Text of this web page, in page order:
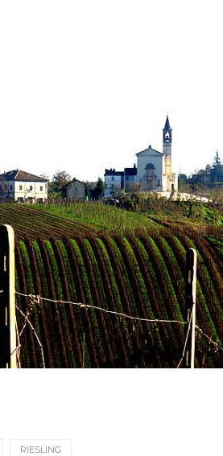
RIESLING